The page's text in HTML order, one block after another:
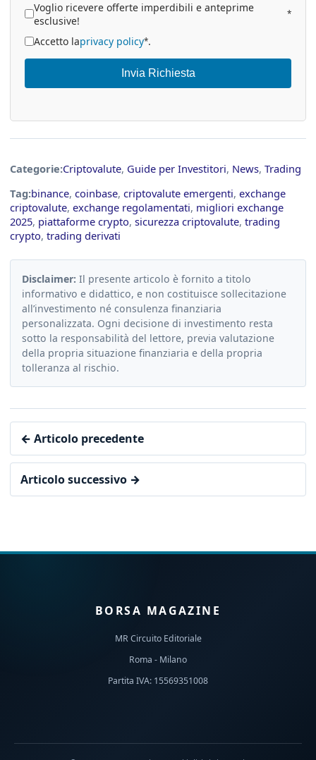
Voglio ricevere offerte imperdibili e anteprime
esclusive!
*
Accetto laprivacy policy*.
Invia Richiesta
Categorie:Criptovalute, Guide per Investitori, News, Trading
Tag:binance, coinbase, criptovalute emergenti, exchange
criptovalute, exchange regolamentati, migliori exchange
2025, piattaforme crypto, sicurezza criptovalute, trading
crypto, trading derivati
Disclaimer: Il presente articolo è fornito a titolo
informativo e didattico, e non costituisce sollecitazione
all’investimento né consulenza finanziaria
personalizzata. Ogni decisione di investimento resta
sotto la responsabilità del lettore, previa valutazione
della propria situazione finanziaria e della propria
tolleranza al rischio.
← Articolo precedente
Articolo successivo →
BORSA MAGAZINE
MR Circuito Editoriale
Roma - Milano
Partita IVA: 15569351008